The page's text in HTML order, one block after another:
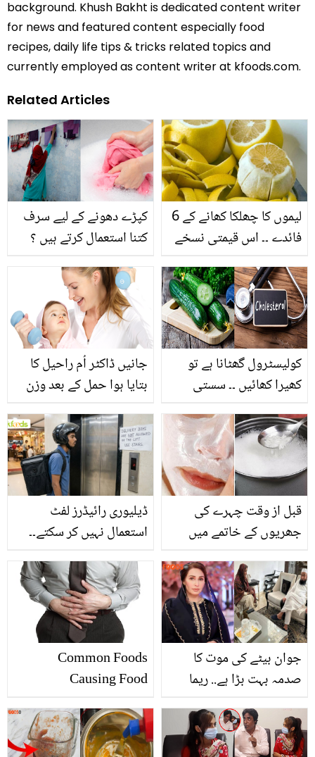
background. Khush Bakht is dedicated content writer
for news and featured content especially food
recipes, daily life tips & tricks related topics and
currently employed as content writer at kfoods.com.
Related Articles
کپڑے دھونے کے لیے سرف
کتنا استعمال کرتے ہیں ؟
متعلق 4 ایسی چیزیں جو
اکثر لوگ نہیں جانتے
لیموں کا چھلکا کھانے کے 6
فائدے ۔۔ اس قیمتی نسخے
سکتے ہیں
جانیں ڈاکٹر اُم راحیل کا
بتایا ہوا حمل کے بعد وزن
ڈائٹ پلان۔۔۔۔ تاکہ ہر ماں
رہے تندرست بھی اور
اسمارٹ بھی
کولیسٹرول گھٹانا ہے تو
کھیرا کھائیں ۔۔ سستی
ڈیلیوری رائیڈرز لفٹ
استعمال نہیں کر سکتے۔۔
اخلاقی حرکت! سوشل
میڈیا پر شدید تنقید کے بعد
کیا ہوا؟
قبل از وقت چہرے کی
جھریوں کے خاتمے میں
Common Foods
Causing Food
جوان بیٹے کی موت کا
صدمہ بہت بڑا ہے.. ریما
سے تعزیت! تصویر کے ساتھ
پیغام بھی شئیر کردیا